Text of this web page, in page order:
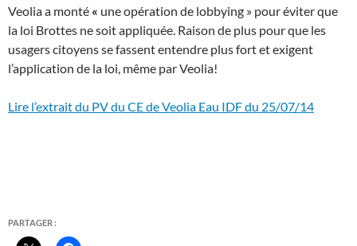
Veolia a monté « une opération de lobbying » pour éviter que
la loi Brottes ne soit appliquée. Raison de plus pour que les
usagers citoyens se fassent entendre plus fort et exigent
l’application de la loi, même par Veolia!
Lire l’extrait du PV du CE de Veolia Eau IDF du 25/07/14
PARTAGER :